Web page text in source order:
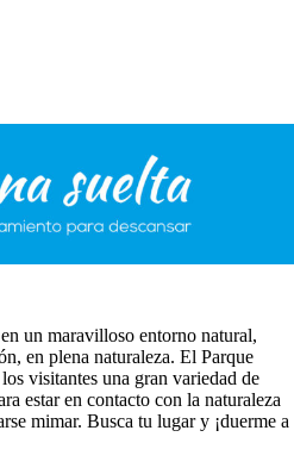
un maravilloso entorno natural,
en plena naturaleza. El Parque
visitantes una gran variedad de
estar en contacto con la naturaleza
mimar. Busca tu lugar y ¡duerme a